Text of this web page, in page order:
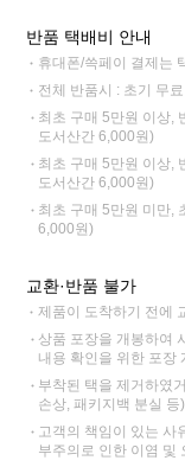
반품 택배비 안내
휴대폰/쓱페이 결제는
전체 반품시 : 초기 무
최초 구매 5만원 이상,
도서산간 6,000원)
최초 구매 5만원 이상,
도서산간 6,000원)
최초 구매 5만원 미만,
6,000원)
교환·반품 불가
제품이 도착하기 전에
상품 포장을 개봉하여
내용 확인을 위한 포장
부착된 택을 제거하였
손상, 패키지백 분실 등)
고객의 책임이 있는 사
부주의로 인한 이염 및